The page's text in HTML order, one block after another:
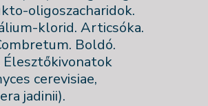
oligoszacharidok.
klorid. Articsóka.
Boldó.
Élesztőkivonatok
cerevisiae,
jadinii).